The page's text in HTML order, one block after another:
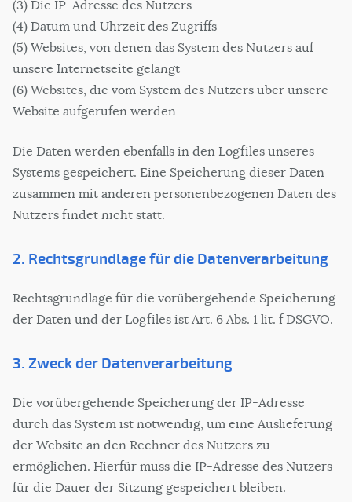
(3) Die IP-Adresse des Nutzers
(4) Datum und Uhrzeit des Zugriffs
(5) Websites, von denen das System des Nutzers auf
unsere Internetseite gelangt
(6) Websites, die vom System des Nutzers über unsere
Website aufgerufen werden
Die Daten werden ebenfalls in den Logfiles unseres
Systems gespeichert. Eine Speicherung dieser Daten
zusammen mit anderen personenbezogenen Daten des
Nutzers findet nicht statt.
2. Rechtsgrundlage für die Datenverarbeitung
Rechtsgrundlage für die vorübergehende Speicherung
der Daten und der Logfiles ist Art. 6 Abs. 1 lit. f DSGVO.
3. Zweck der Datenverarbeitung
Die vorübergehende Speicherung der IP-Adresse
durch das System ist notwendig, um eine Auslieferung
der Website an den Rechner des Nutzers zu
ermöglichen. Hierfür muss die IP-Adresse des Nutzers
für die Dauer der Sitzung gespeichert bleiben.